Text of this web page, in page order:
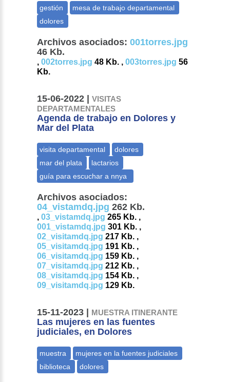
Archivos asociados: 001torres.jpg
46 Kb.
,002torres.jpg 48 Kb. ,003torres.jpg 56
Kb.
15-06-2022 |VISITAS
DEPARTAMENTALES
Agenda de trabajo en Dolores y
Mar del Plata
Archivos asociados:
04_vistamdq.jpg 262 Kb.
,03_vistamdq.jpg 265 Kb. ,
001_vistamdq.jpg 301 Kb. ,
02_visitamdq.jpg 217 Kb. ,
05_visitamdq.jpg 191 Kb. ,
06_visitamdq.jpg 159 Kb. ,
07_visitamdq.jpg 212 Kb. ,
08_visitamdq.jpg 154 Kb. ,
09_visitamdq.jpg 129 Kb.
15-11-2023 | MUESTRA ITINERANTE
Las mujeres en las fuentes
judiciales, en Dolores